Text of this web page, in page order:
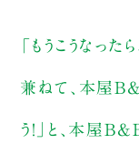
「もうこうなっ
兼ねて、本屋
う！」と、本屋